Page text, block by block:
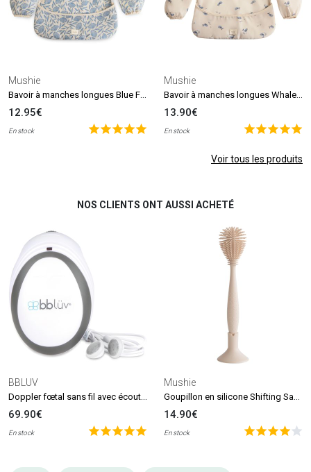
Mushie
12.95€
En stock
Mushie
13.90€
En stock
Voir tous les produits
NOS CLIENTS ONT AUSSI ACHETÉ
BBLUV
69.90€
En stock
Mushie
14.90€
En stock